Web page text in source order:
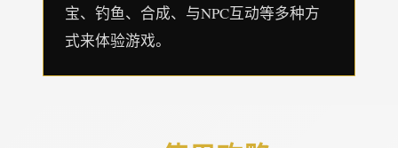
宝、钓鱼、合成、与NPC互动等多种方
式来体验游戏。